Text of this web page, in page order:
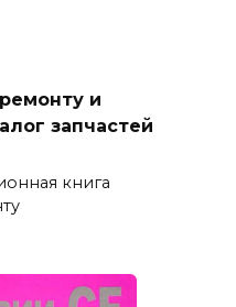
и
запчастей
книга